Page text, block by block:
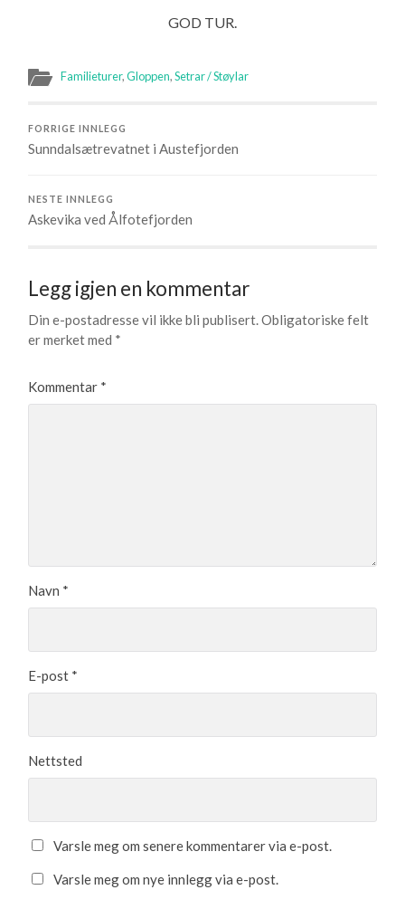
GOD TUR.
Familieturer,Gloppen,Setrar / Støylar
FORRIGE INNLEGG
Sunndalsætrevatnet i Austefjorden
NESTE INNLEGG
Askevika ved Ålfotefjorden
Legg igjen en kommentar
Din e-postadresse vil ikke bli publisert.Obligatoriske felt
er merket med *
Kommentar *
Navn *
E-post *
Nettsted
Varsle meg om senere kommentarer via e-post.
Varsle meg om nye innlegg via e-post.